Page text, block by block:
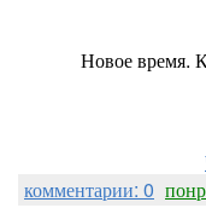
Новое время.
комментарии: 0